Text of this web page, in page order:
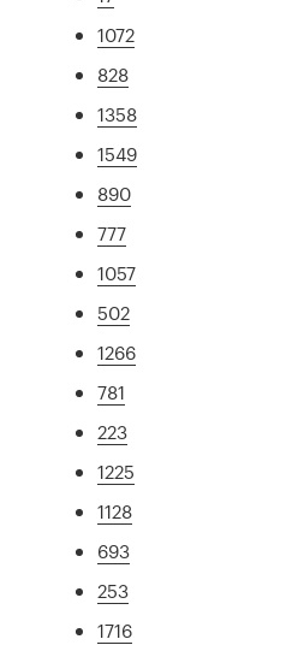
1072
828
1358
1549
890
777
1057
502
1266
781
223
1225
1128
693
253
1716